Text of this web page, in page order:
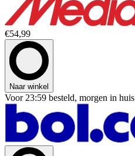
€54,99
Naar winkel
Voor 23:59 besteld, morgen in huis